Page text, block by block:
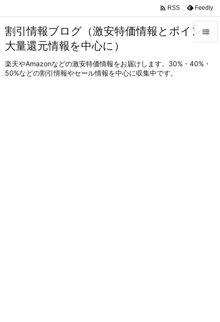
割引情報ブログ（激安特価情報とポイント
大量還元情報を中心に）
楽天やAmazonなどの激安特価情報をお届けします。30%・40%・
50%などの割引情報やセール情報を中心に収集中です。

メニュ
 RSS Feedly